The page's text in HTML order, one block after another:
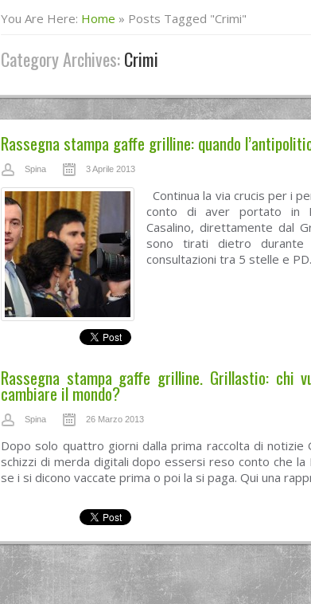
You Are Here: Home » Posts Tagged "crimi"
Category Archives:Crimi
Rassegna stampa gaffe grilline: quando
Spina 3 Aprile 2013
Continua la via crucis per i
conto di aver portato in
Casalino, direttamente dal
sono tirati dietro durante
consultazioni tra 5 stelle e
Rassegna stampa gaffe grilline. Grillastio: chi
cambiare il mondo?
Spina 26 Marzo 2013
Dopo solo quattro giorni dalla prima raccolta di notizie
schizzi di merda digitali dopo essersi reso conto che
se i si dicono vaccate prima o poi la si paga. Qui una